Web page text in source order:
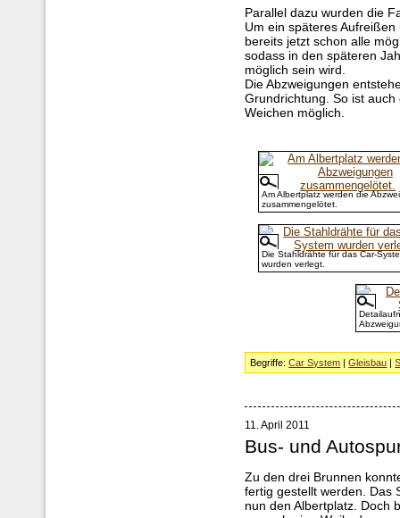
Parallel dazu wurden die
Um ein späteres
bereits jetzt schon alle
sodass in den späteren
möglich sein wird.
Die Abzweigungen
Grundrichtung. So ist
Weichen möglich.
Am Albertplatz werden die
zusammengelötet.
Die Stahldrähte für das Car-
wurden verlegt.
Begriffe:Car System |Gleisbau |
11. April 2011
Bus- und
Zu den drei Brunnen
fertig gestellt werden. Das
nun den Albertplatz. Doch